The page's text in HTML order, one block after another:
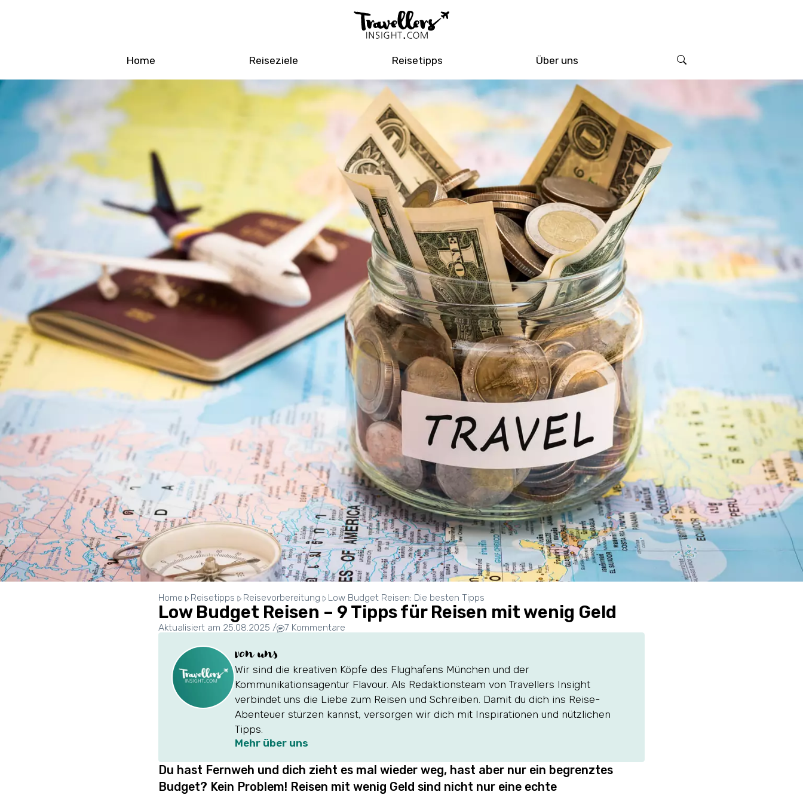
Home Reiseziele Reisetipps Über uns
Home Reisetipps Reisevorbereitung Low Budget Reisen: Die besten Tipps
Low Budget Reisen – 9 Tipps für Reisen mit wenig Geld
Aktualisiert am 25.08.2025 / 7 Kommentare
von uns
Wir sind die kreativen Köpfe des Flughafens München und der
Kommunikationsagentur Flavour. Als Redaktionsteam von Travellers Insight
verbindet uns die Liebe zum Reisen und Schreiben. Damit du dich ins Reise-
Abenteuer stürzen kannst, versorgen wir dich mit Inspirationen und nützlichen
Tipps.
Mehr über uns
Du hast Fernweh und dich zieht es mal wieder weg, hast aber nur ein begrenztes
Budget? Kein Problem! Reisen mit wenig Geld sind nicht nur eine echte